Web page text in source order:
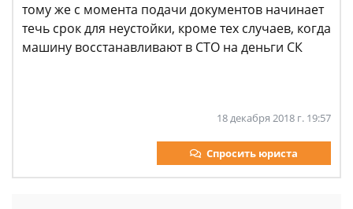
тому же с момента подачи документов начинает
течь срок для неустойки, кроме тех случаев, когда
машину восстанавливают в СТО на деньги СК
18 декабря 2018 г. 19:57
Спросить юриста